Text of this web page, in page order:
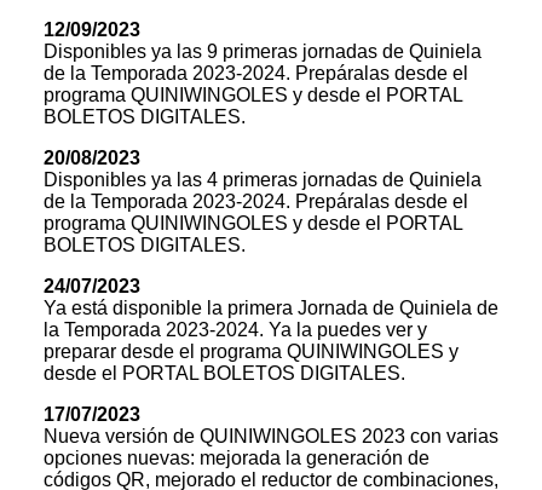
12/09/2023
Disponibles ya las 9 primeras jornadas de Quiniela
de la Temporada 2023-2024. Prepáralas desde el
programa QUINIWINGOLES y desde el PORTAL
BOLETOS DIGITALES.
20/08/2023
Disponibles ya las 4 primeras jornadas de Quiniela
de la Temporada 2023-2024. Prepáralas desde el
programa QUINIWINGOLES y desde el PORTAL
BOLETOS DIGITALES.
24/07/2023
Ya está disponible la primera Jornada de Quiniela de
la Temporada 2023-2024. Ya la puedes ver y
preparar desde el programa QUINIWINGOLES y
desde el PORTAL BOLETOS DIGITALES.
17/07/2023
Nueva versión de QUINIWINGOLES 2023 con varias
opciones nuevas: mejorada la generación de
códigos QR, mejorado el reductor de combinaciones,